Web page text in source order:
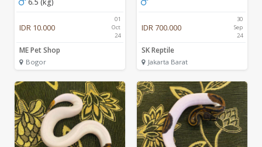
6.5 (kg)
IDR 10.000
01
Oct
24
ME Pet Shop
Bogor
IDR 700.000
30
Sep
24
SK Reptile
Jakarta Barat